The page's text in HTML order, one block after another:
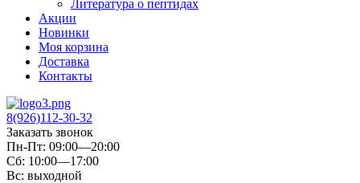
Литература о пептидах
Акции
Новинки
Моя корзина
Доставка
Контакты
8(926)112-30-32
Заказать звонок
Пн-Пт: 09:00—20:00
Сб: 10:00—17:00
Вс: выходной